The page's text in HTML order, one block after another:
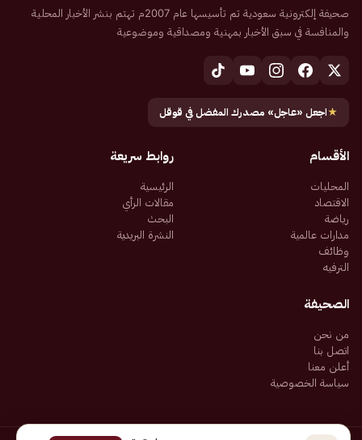
صحيفة إلكترونية سعودية تم تأسيسها عام 2007م تهتم بنشر الأخبار المحلية
والمنافسة في سبق الأخبار بمهنية ومصداقية وموضوعية
★اجعل «عاجل» مصدرك المفضل في قوقل
الأقسام
المحليات
الاقتصاد
رياضة
مدارات عالمية
وظائف
الترفيه
روابط سريعة
الرئيسية
مقالات الرأي
البحث
النشرة البريدية
الصحيفة
من نحن
اتصل بنا
أعلن معنا
سياسة الخصوصية